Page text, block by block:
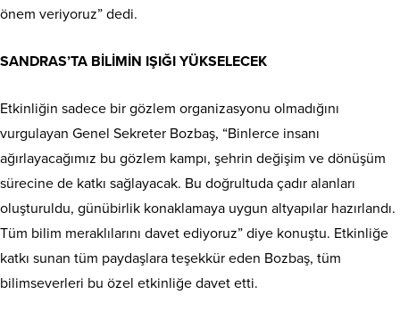
önem veriyoruz” dedi.
SANDRAS’TA BİLİMİN IŞIĞI YÜKSELECEK
Etkinliğin sadece bir gözlem organizasyonu olmadığını
vurgulayan Genel Sekreter Bozbaş, “Binlerce insanı
ağırlayacağımız bu gözlem kampı, şehrin değişim ve dönüşüm
sürecine de katkı sağlayacak. Bu doğrultuda çadır alanları
oluşturuldu, günübirlik konaklamaya uygun altyapılar hazırlandı.
Tüm bilim meraklılarını davet ediyoruz” diye konuştu. Etkinliğe
katkı sunan tüm paydaşlara teşekkür eden Bozbaş, tüm
bilimseverleri bu özel etkinliğe davet etti.